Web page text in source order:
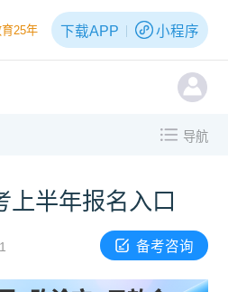
25年 下载APP 小程序
导航
上半年报名入口
备考咨询